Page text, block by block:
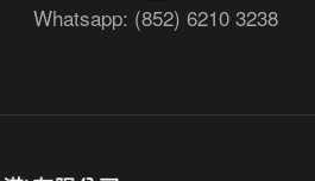
Whatsapp: (852) 6210 3238